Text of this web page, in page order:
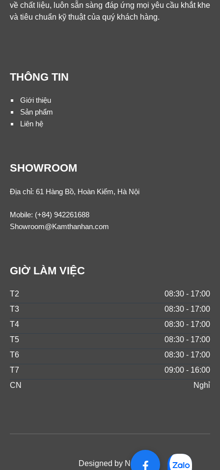
về chất liệu, luôn sẵn sàng đáp ứng mọi yêu cầu khắt khe
và tiêu chuẩn kỹ thuật của quý khách hàng.
THÔNG TIN
Giới thiệu
Sản phẩm
Liên hệ
SHOWROOM
Địa chỉ: 61 Hàng Bồ, Hoàn Kiếm, Hà Nội
Mobile: (+84) 942261688
Showroom@Kamthanhan.com
GIỜ LÀM VIỆC
T2
08:30 - 17:00
T3
08:30 - 17:00
T4
08:30 - 17:00
T5
08:30 - 17:00
T6
08:30 - 17:00
T7
09:00 - 16:00
CN
Nghỉ
Designed by NOS